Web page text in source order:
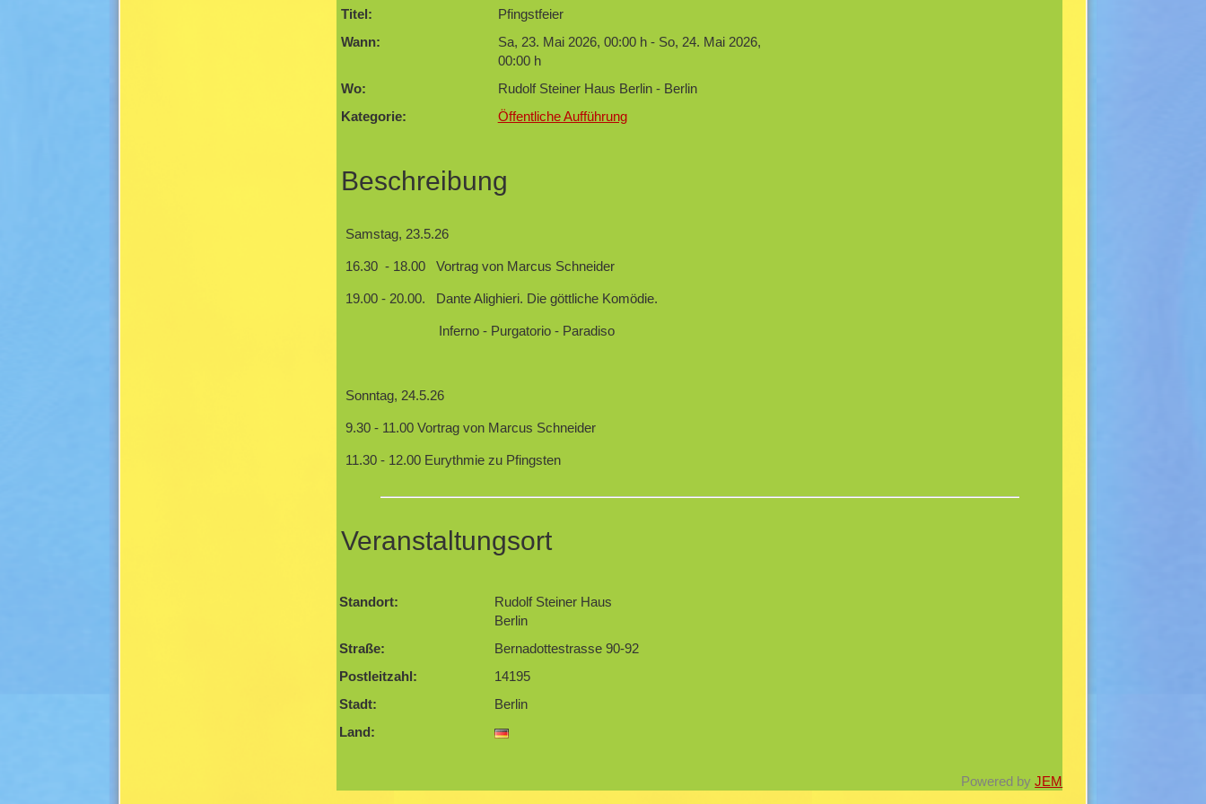
Titel:
Pfingstfeier
Wann:
Sa, 23. Mai 2026, 00:00 h- So, 24. Mai 2026,
00:00 h
Wo:
Rudolf Steiner Haus Berlin - Berlin
Kategorie:
Öffentliche Aufführung
Beschreibung
Samstag, 23.5.26
16.30 - 18.00 Vortrag von Marcus Schneider
19.00 - 20.00. Dante Alighieri. Die göttliche Komödie.
Inferno - Purgatorio - Paradiso
Sonntag, 24.5.26
9.30 - 11.00 Vortrag von Marcus Schneider
11.30 - 12.00 Eurythmie zu Pfingsten
Veranstaltungsort
Standort:
Rudolf Steiner Haus
Berlin
Straße:
Bernadottestrasse 90-92
Postleitzahl:
14195
Stadt:
Berlin
Land:
Powered byJEM